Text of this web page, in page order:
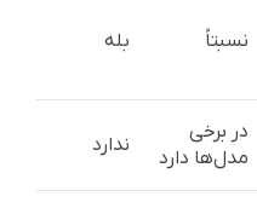
نسبتاً بله
در برخی
مدل‌ها دارد
ندارد